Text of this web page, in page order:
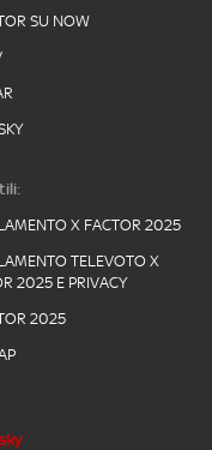
SU NOW
X FACTOR 2025
TELEVOTO X
2025 E PRIVACY
2025